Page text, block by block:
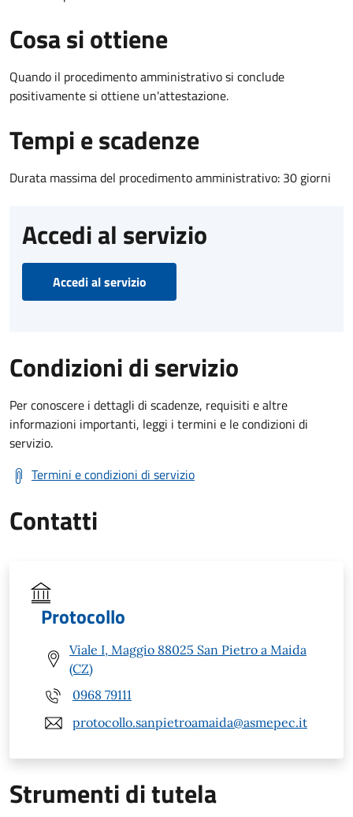
Cosa si ottiene
Quando il procedimento amministrativo si conclude
positivamente si ottiene un'attestazione.
Tempi e scadenze
Durata massima del procedimento amministrativo: 30 giorni
Accedi al servizio
Accedi al servizio
Condizioni di servizio
Per conoscere i dettagli di scadenze, requisiti e altre
informazioni importanti, leggi i termini e le condizioni di
servizio.
Termini e condizioni di servizio
Contatti
Protocollo
Viale I, Maggio 88025 San Pietro a Maida
(CZ)
0968 79111
protocollo.sanpietroamaida@asmepec.it
Strumenti di tutela